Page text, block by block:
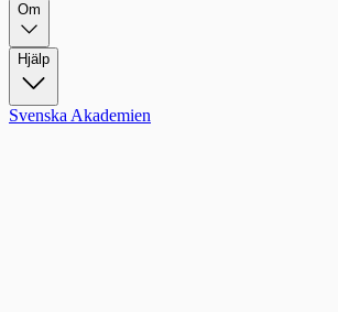
Om
Hjälp
Svenska Akademien